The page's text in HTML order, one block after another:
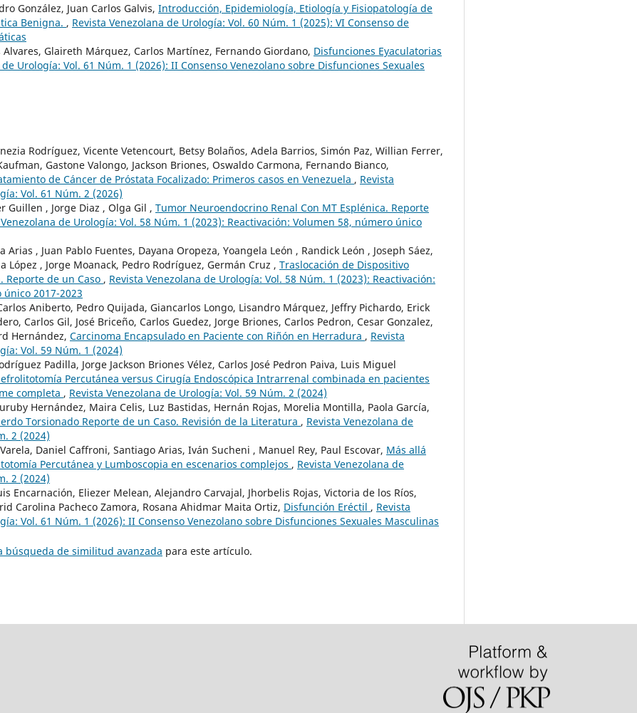
González, Juan Carlos Galvis, Introducción, Epidemiología, Etiología y Fisiopatología de
Benigna. , Revista Venezolana de Urología: Vol. 60 Núm. 1 (2025): VI Consenso de
Alvares, Glaireth Márquez, Carlos Martínez, Fernando Giordano, Disfunciones Eyaculatorias
Urología: Vol. 61 Núm. 1 (2026): II Consenso Venezolano sobre Disfunciones Sexuales
Rodríguez, Vicente Vetencourt, Betsy Bolaños, Adela Barrios, Simón Paz, Willian Ferrer,
Gastone Valongo, Jackson Briones, Oswaldo Carmona, Fernando Bianco,
de Cáncer de Próstata Focalizado: Primeros casos en Venezuela , Revista
Vol. 61 Núm. 2 (2026)
Guillen , Jorge Diaz , Olga Gil , Tumor Neuroendocrino Renal Con MT Esplénica. Reporte
de Urología: Vol. 58 Núm. 1 (2023): Reactivación: Volumen 58, número único
Arias , Juan Pablo Fuentes, Dayana Oropeza, Yoangela León , Randick León , Joseph Sáez,
López , Jorge Moanack, Pedro Rodríguez, Germán Cruz , Traslocación de Dispositivo
de un Caso , Revista Venezolana de Urología: Vol. 58 Núm. 1 (2023): Reactivación:
2017-2023
Aniberto, Pedro Quijada, Giancarlos Longo, Lisandro Márquez, Jeffry Pichardo, Erick
Carlos Gil, José Briceño, Carlos Guedez, Jorge Briones, Carlos Pedron, Cesar Gonzalez,
Hernández, Carcinoma Encapsulado en Paciente con Riñón en Herradura , Revista
Vol. 59 Núm. 1 (2024)
Padilla, Jorge Jackson Briones Vélez, Carlos José Pedron Paiva, Luis Miguel
Percutánea versus Cirugía Endoscópica Intrarrenal combinada en pacientes
completa , Revista Venezolana de Urología: Vol. 59 Núm. 2 (2024)
Hernández, Maira Celis, Luz Bastidas, Hernán Rojas, Morelia Montilla, Paola García,
Torsionado Reporte de un Caso. Revisión de la Literatura , Revista Venezolana de
2 (2024)
Daniel Caffroni, Santiago Arias, Iván Sucheni , Manuel Rey, Paul Escovar, Más allá
Percutánea y Lumboscopia en escenarios complejos , Revista Venezolana de
2 (2024)
Encarnación, Eliezer Melean, Alejandro Carvajal, Jhorbelis Rojas, Victoria de los Ríos,
Carolina Pacheco Zamora, Rosana Ahidmar Maita Ortiz, Disfunción Eréctil , Revista
Vol. 61 Núm. 1 (2026): II Consenso Venezolano sobre Disfunciones Sexuales Masculinas
búsqueda de similitud avanzada para este artículo.